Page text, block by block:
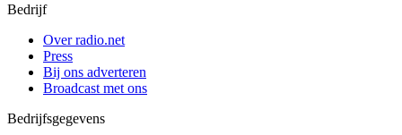
Bedrijf
Over radio.net
Press
Bij ons adverteren
Broadcast met ons
Bedrijfsgegevens